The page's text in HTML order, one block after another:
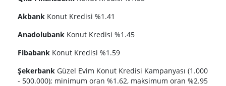
Akbank Konut Kredisi %1.41
Anadolubank Konut Kredisi %1.45
Fibabank Konut Kredisi %1.59
Şekerbank Güzel Evim Konut Kredisi Kampanyası (1.000
- 500.000); minimum oran %1.62, maksimum oran %2.95